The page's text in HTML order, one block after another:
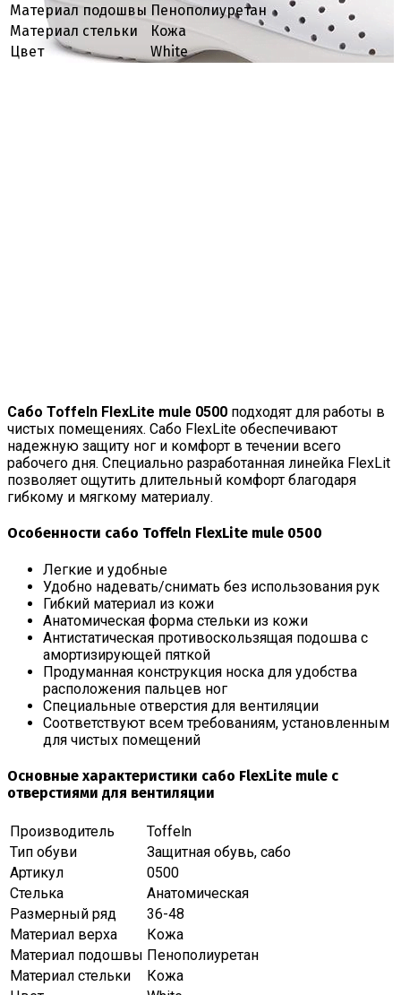
Материал подошвы Пенополиуретан
Материал стельки
Кожа
Цвет
White
Сабо Toffeln FlexLite mule 0500 подходят для работы в
чистых помещениях. Сабо FlexLite обеспечивают
надежную защиту ног и комфорт в течении всего
рабочего дня. Специально разработанная линейка FlexLit
позволяет ощутить длительный комфорт благодаря
гибкому и мягкому материалу.
Особенности сабо Toffeln FlexLite mule 0500
Легкие и удобные
Удобно надевать/снимать без использования рук
Гибкий материал из кожи
Анатомическая форма стельки из кожи
Антистатическая противоскользящая подошва с
амортизирующей пяткой
Продуманная конструкция носка для удобства
расположения пальцев ног
Специальные отверстия для вентиляции
Соответствуют всем требованиям, установленным
для чистых помещений
Основные характеристики сабо FlexLite mule с
отверстиями для вентиляции
Производитель
Toffeln
Тип обуви
Защитная обувь, сабо
Артикул
0500
Стелька
Анатомическая
Размерный ряд
36-48
Материал верха
Кожа
Материал подошвы Пенополиуретан
Материал стельки
Кожа